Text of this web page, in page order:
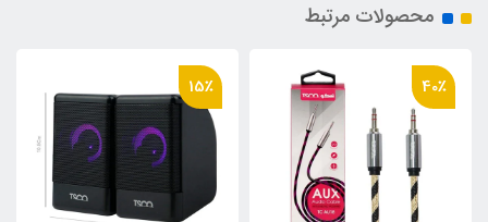
محصولات مرتبط
40٪ 15٪